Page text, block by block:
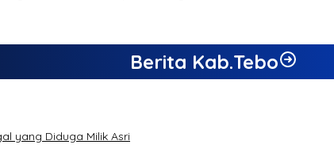
Berita Kab.Tebo
yang Diduga Milik Asri